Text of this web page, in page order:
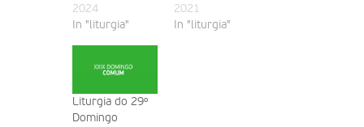
2024
In "liturgia"
2021
In "liturgia"
Liturgia do 29º
Domingo